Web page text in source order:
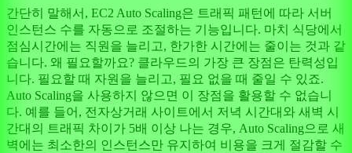
간단히 말해서, EC2 Auto Scaling은 트래픽 패턴에 따라 서버
인스턴스 수를 자동으로 조절하는 기능입니다. 마치 식당에서
점심시간에는 직원을 늘리고, 한가한 시간에는 줄이는 것과 같
습니다. 왜 필요할까요? 클라우드의 가장 큰 장점은 탄력성입
니다. 필요할 때 자원을 늘리고, 필요 없을 때 줄일 수 있죠.
Auto Scaling을 사용하지 않으면 이 장점을 활용할 수 없습니
다. 예를 들어, 전자상거래 사이트에서 저녁 시간대와 새벽 시
간대의 트래픽 차이가 5배 이상 나는 경우, Auto Scaling으로 새
벽에는 최소한의 인스턴스만 유지하여 비용을 크게 절감할 수